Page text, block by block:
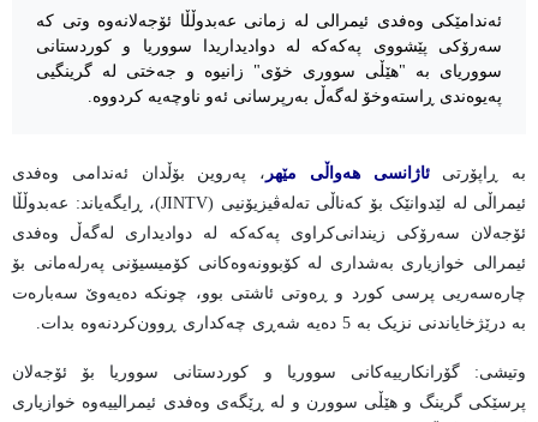
ئەندامێکی وەفدی ئیمرالی لە زمانی عەبدوڵڵا ئۆجەلانەوە وتی کە
سەرۆکی پێشووی پەکەکە لە دوادیداریدا سووریا و کوردستانی
سووریای بە "هێڵی سووری خۆی" زانیوە و جەختی لە گرینگیی
پەیوەندی ڕاستەوخۆ لەگەڵ بەرپرسانی ئەو ناوچەیە کردووە.
بە ڕاپۆرتی ئاژانسی هەواڵی مێهر ، پەروین بۆڵدان ئەندامی وه‌فدى
ئیمراڵی لە لێدوانێک بۆ کەناڵی تەلەڤیزیۆنیی (JINTV)، ڕایگەیاند: عەبدوڵڵا
ئۆجەلان سەرۆکی زیندانی‌کراوی پەکەکە لە دوادیداری لەگەڵ وەفدی
ئیمرالی خوازیاری بەشداری لە کۆبوونەوەکانی کۆمیسیۆنی پەرلەمانی بۆ
چارەسەریی پرسی کورد و ڕەوتی ئاشتی بوو، چونکە دەیەوێ سەبارەت
بە درێژخایاندنی نزیک بە 5 دەیە شەڕی چەکداری ڕوون‌کردنەوە بدات.
وتیشی: گۆرانکارییەکانی سووریا و کوردستانی سووریا بۆ ئۆجەلان
پرسێکی گرینگ و هێڵی سوورن و لە ڕێگەی وەفدی ئیمرالییەوە خوازیاری